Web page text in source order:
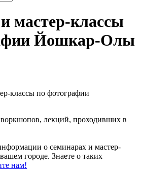
мастер-классы
Йошкар-Олы
классы по фотографии
лекций, проходивших в
о семинарах и мастер-
городе. Знаете о таких
нам!